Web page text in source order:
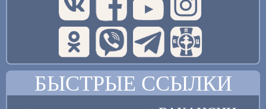
БЫСТРЫЕ ССЫЛКИ